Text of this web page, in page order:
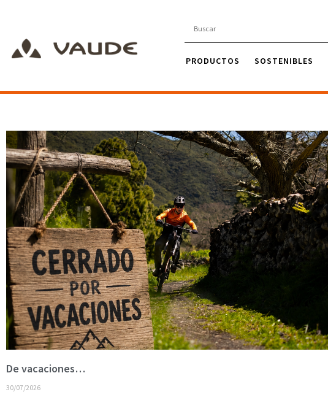
PRODUCTOS SOSTENIBLES
De vacaciones…
30/07/2026